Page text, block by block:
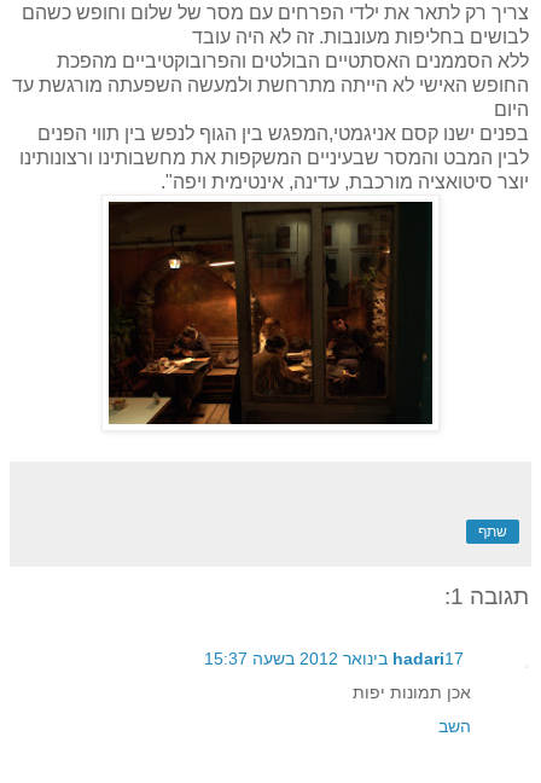
צריך רק לתאר את ילדי הפרחים עם מסר של שלום וחופש כשהם
לבושים בחליפות מעונבות. זה לא היה עובד
ללא הסממנים האסתטיים הבולטים והפרובוקטיביים מהפכת
החופש האישי לא הייתה מתרחשת ולמעשה השפעתה מורגשת עד
היום
בפנים ישנו קסם אניגמטי,המפגש בין הגוף לנפש בין תווי הפנים
לבין המבט והמסר שבעיניים המשקפות את מחשבותינו ורצונותינו
יוצר סיטואציה מורכבת, עדינה, אינטימית ויפה".
שתף
תגובה 1:
hadari17 בינואר 2012 בשעה 15:37
אכן תמונות יפות
השב